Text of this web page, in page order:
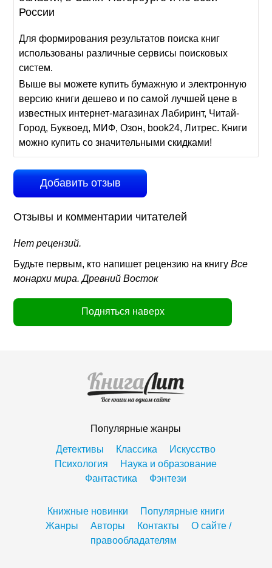
России
Для формирования результатов поиска книг
использованы различные сервисы поисковых
систем.
Выше вы можете купить бумажную и электронную
версию книги дешево и по самой лучшей цене в
известных интернет-магазинах Лабиринт, Читай-
Город, Буквоед, МИФ, Озон, book24, Литрес. Книги
можно купить со значительными скидками!
Добавить отзыв
Отзывы и комментарии читателей
Нет рецензий.
Будьте первым, кто напишет рецензию на книгуВсе
монархи мира. Древний Восток
Подняться наверх
Популярные жанры
Детективы
Классика
Искусство
Психология
Наука и образование
Фантастика
Фэнтези
Книжные новинки
Популярные книги
Жанры
Авторы Контакты
О сайте /
правообладателям